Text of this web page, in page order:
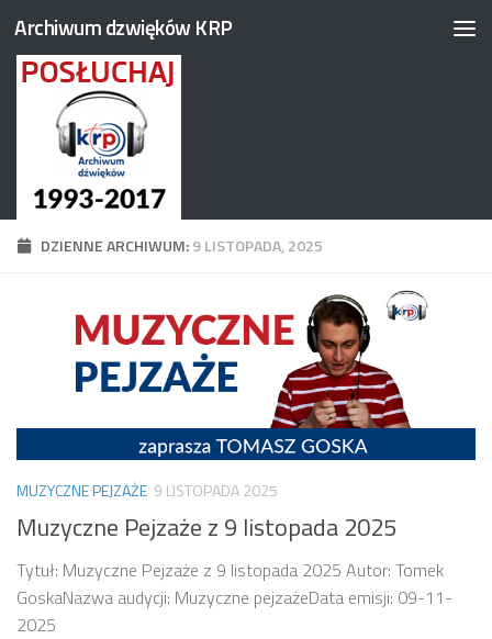
Przejdź do treści
Archiwum dzwięków KRP
DZIENNE ARCHIWUM:9 LISTOPADA, 2025
MUZYCZNE PEJZAŻE 9 LISTOPADA 2025
Muzyczne Pejzaże z 9 listopada 2025
Tytuł: Muzyczne Pejzaże z 9 listopada 2025 Autor: Tomek
GoskaNazwa audycji: Muzyczne pejzażeData emisji: 09-11-
2025